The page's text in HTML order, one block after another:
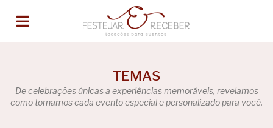
TEMAS
De celebrações únicas a experiências memoráveis, revelamos
como tornamos cada evento especial e personalizado para você.